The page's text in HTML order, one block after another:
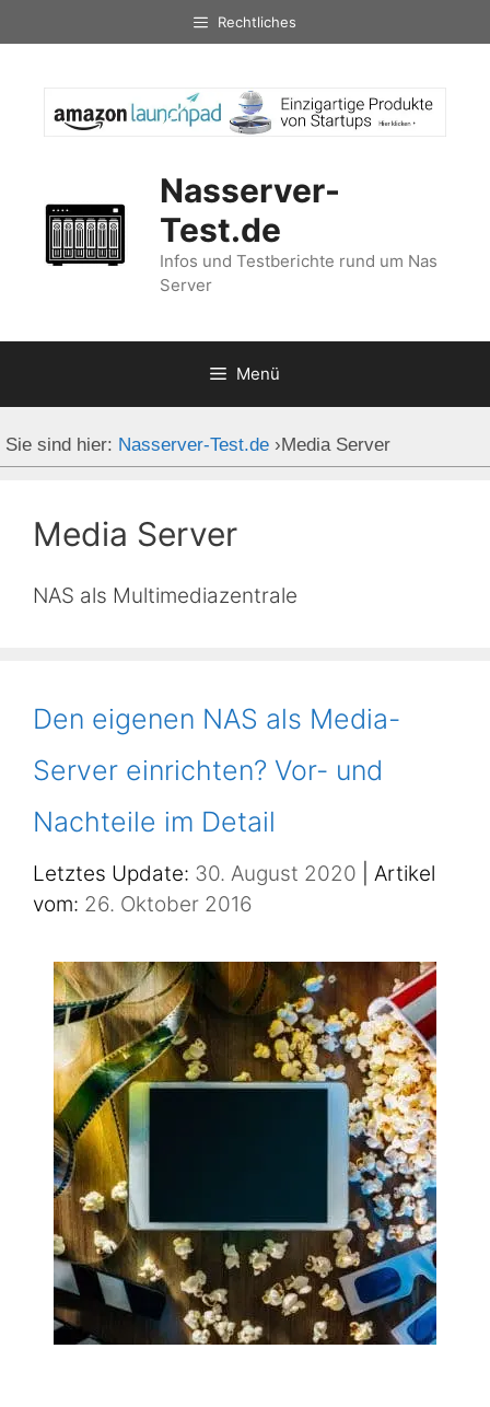
Rechtliches
Nasserver-
Test.de
Infos und Testberichte rund um Nas
Server
Menü
Sie sind hier: Nasserver-Test.de ›Media Server
Media Server
NAS als Multimediazentrale
Den eigenen NAS als Media-
Server einrichten? Vor- und
Nachteile im Detail
30. August 2020
26. Oktober 2016